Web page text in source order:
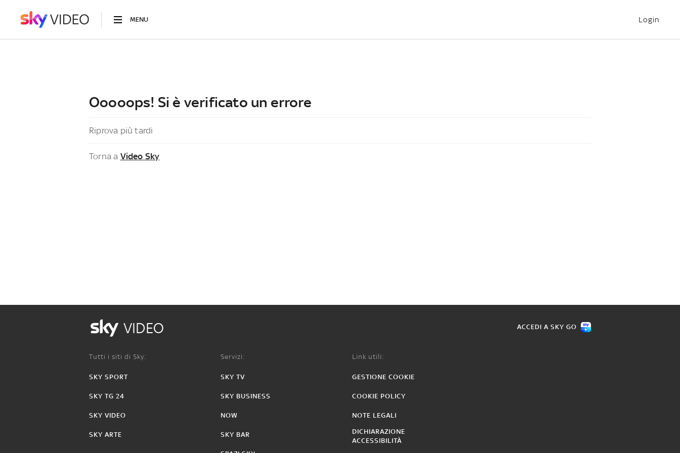
MENU Login
Ooooops! Si è verificato un errore
Riprova più tardi
Torna a Video Sky
VIDEO ACCEDI A SKY GO
Tutti i siti di Sky:
SKY SPORT
SKY TG 24
SKY VIDEO
SKY ARTE
Servizi:
SKY TV
SKY BUSINESS
NOW
SKY BAR
Link utili:
GESTIONE COOKIE
COOKIE POLICY
NOTE LEGALI
DICHIARAZIONE
ACCESSIBILITÀ